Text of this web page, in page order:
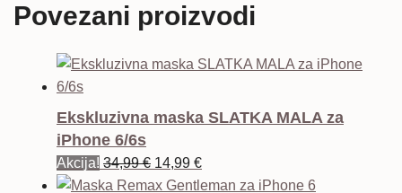
Povezani proizvodi
Ekskluzivna maska SLATKA MALA za
iPhone 6/6s
Akcija! 34,99€ Izvorna
cijena
14,99 €Trenutna
cijena